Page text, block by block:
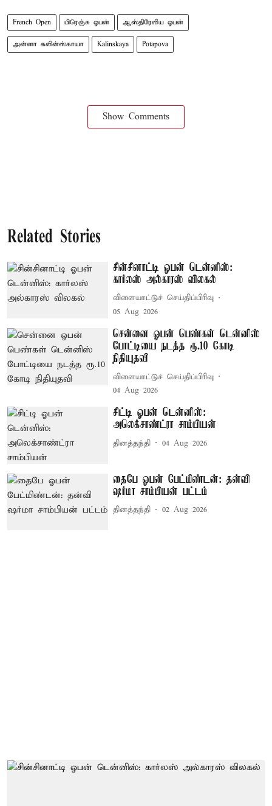
French Open பிரெஞ்சு ஓபன் ஆஸ்திரேலிய ஓபன்
அன்னா கலின்ஸ்காயா Kalinskaya Potapova
Show Comments
Related Stories
சின்சினாட்டி ஓபன் டென்னிஸ்:
கார்லஸ் அல்காரஸ் விலகல்
விளையாட்டுச் செய்திப்பிரிவு
05 Aug 2026
சென்னை ஓபன் பெண்கள் டென்னிஸ்
போட்டியை நடத்த ரூ.10 கோடி
நிதியுதவி
விளையாட்டுச் செய்திப்பிரிவு
04 Aug 2026
சிட்டி ஓபன் டென்னிஸ்:
அலெக்சாண்ட்ரா சாம்பியன்
தினத்தந்தி 04 Aug 2026
தைபே ஓபன் பேட்மிண்டன்: தன்வி
ஷர்மா சாம்பியன் பட்டம்
தினத்தந்தி 02 Aug 2026